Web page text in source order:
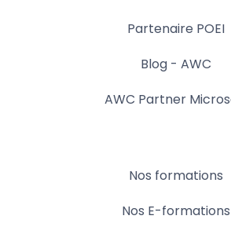
Partenaire POEI
Blog - AWC
AWC Partner
Nos formations
Nos E-formations